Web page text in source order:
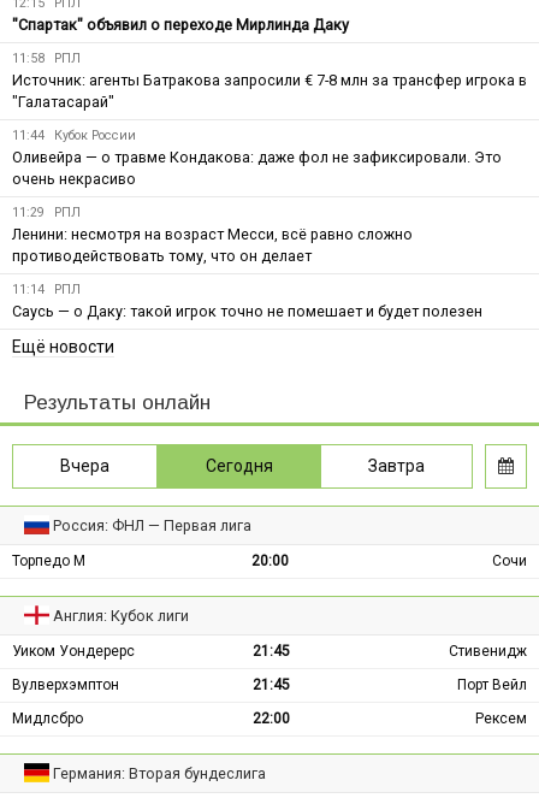
"Спартак" объявил о переходе Мирлинда Даку
11:58 РПЛ
Источник: агенты Батракова запросили € 7-8 млн за трансфер игрока в
"Галатасарай"
11:44 Кубок России
Оливейра — о травме Кондакова: даже фол не зафиксировали. Это
очень некрасиво
11:29 РПЛ
Ленини: несмотря на возраст Месси, всё равно сложно
противодействовать тому, что он делает
11:14 РПЛ
Саусь — о Даку: такой игрок точно не помешает и будет полезен
Ещё новости
Результаты онлайн
Вчера Сегодня Завтра
Россия: ФНЛ — Первая лига
Торпедо М 20:00 Сочи
Англия: Кубок лиги
Уиком Уондерерс 21:45
Стивенидж
Вулверхэмптон
21:45
Порт Вейл
Мидлсбро
22:00 Рексем
Германия: Вторая бундеслига